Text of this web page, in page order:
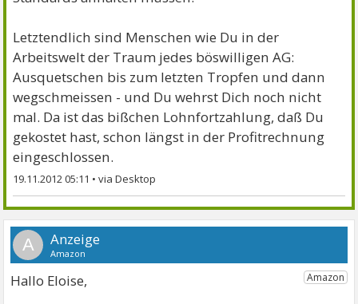
Letztendlich sind Menschen wie Du in der
Arbeitswelt der Traum jedes böswilligen AG:
Ausquetschen bis zum letzten Tropfen und dann
wegschmeissen - und Du wehrst Dich noch nicht
mal. Da ist das bißchen Lohnfortzahlung, daß Du
gekostet hast, schon längst in der Profitrechnung
eingeschlossen.
19.11.2012 05:11 •
A
Hallo Eloise,